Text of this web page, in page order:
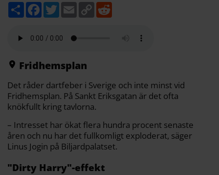
D
e
F
b
T
w
t
E
m
C
o
Fridhemsplan
Det råder dartfeber i Sverige och inte minst vid
Fridhemsplan. På Sankt Eriksgatan är det ofta
knökfullt kring tavlorna.
– Intresset har ökat flera hundra procent senaste
åren och nu har det fullkomligt exploderat, säger
Linus Jogin på Biljardpalatset.
"Dirty Harry"-effekt